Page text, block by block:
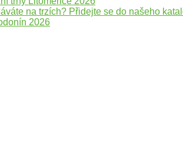
na trzích? Přidejte se do našeho
2026